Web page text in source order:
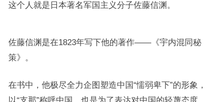
这个人就是日本著名军国主义分子佐藤信渊。
佐藤信渊是在1823年写下他的著作——《宇内混同秘
策》。
在书中，他极尽全力企图塑造中国“懦弱卑下”的形象，
以“支那”称呼中国，也是为了表达对中国的轻蔑态度，